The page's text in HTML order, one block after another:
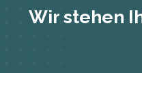
Wir stehen